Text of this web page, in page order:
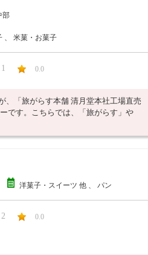
部
、 米菓・お菓子
1 0.0
、「旅がらす本舗 清月堂本社工場直売
です。こちらでは、「旅がらす」や
洋菓子・スイーツ 他 、 パン
2 0.0